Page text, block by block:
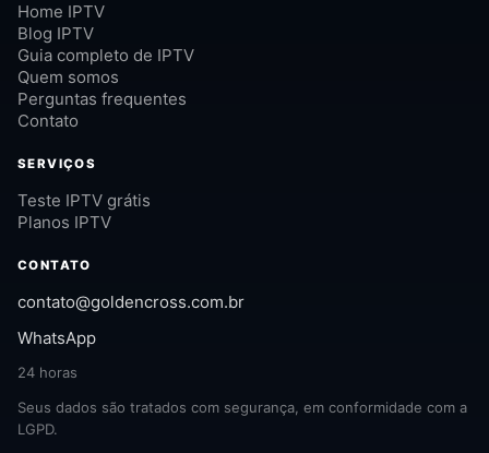
Home IPTV
Blog IPTV
Guia completo de IPTV
Quem somos
Perguntas frequentes
Contato
SERVIÇOS
Teste IPTV grátis
Planos IPTV
CONTATO
contato@goldencross.com.br
WhatsApp
24 horas
Seus dados são tratados com segurança, em conformidade com a
LGPD.